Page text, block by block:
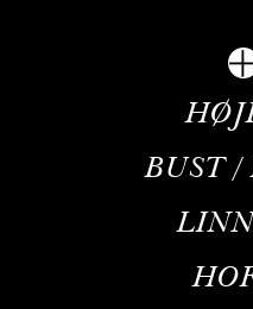
BUST /